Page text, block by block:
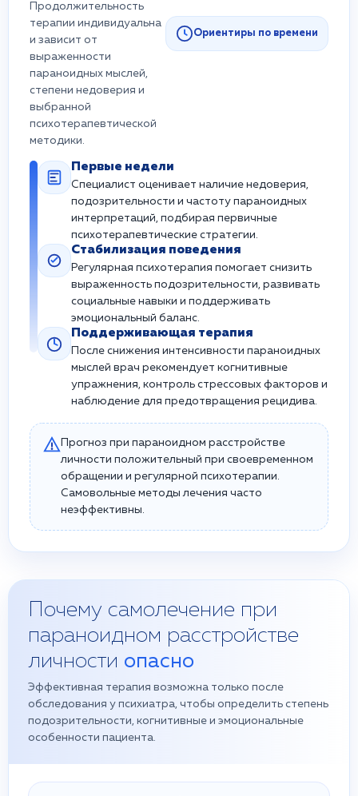
Продолжительность
терапии индивидуальна
и зависит от
выраженности
параноидных мыслей,
степени недоверия и
выбранной
психотерапевтической
методики.
Ориентиры по времени
Первые недели
Специалист оценивает наличие недоверия,
подозрительности и частоту параноидных
интерпретаций, подбирая первичные
психотерапевтические стратегии.
Стабилизация поведения
Регулярная психотерапия помогает снизить
выраженность подозрительности, развивать
социальные навыки и поддерживать
эмоциональный баланс.
Поддерживающая терапия
После снижения интенсивности параноидных
мыслей врач рекомендует когнитивные
упражнения, контроль стрессовых факторов и
наблюдение для предотвращения рецидива.
Прогноз при параноидном расстройстве
личности положительный при своевременном
обращении и регулярной психотерапии.
Самовольные методы лечения часто
неэффективны.
Почему самолечение при
параноидном расстройстве
личности опасно
Эффективная терапия возможна только после
обследования у психиатра, чтобы определить степень
подозрительности, когнитивные и эмоциональные
особенности пациента.